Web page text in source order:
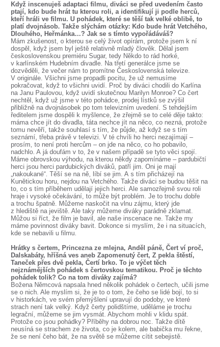
Když inscenuješ adaptaci filmu, diváci se před uvedením často
ptají, kdo bude hrát tu kterou roli, a identifikují ji podle herců,
kteří hráli ve filmu. U pohádek, které se těší tak velké oblibě, to
platí dvojnásob. Takže slýchám otázky: Kdo bude hrát Vetchého,
Dlouhého, Heřmánka…? Jak se s tímto vypořádáváš?
Mám zkušenost, o kterou se celý život opírám, protože jsem k ní
dospěl, když jsem byl ještě relativně mladý člověk. Dělal jsem
československou premiéru Sugar, tedy Někdo to rád horké,
v karlínském Hudebním divadle. Na třetí generálce jsme se
dozvěděli, že večer nám to promítne Československá televize.
V originále. Všichni jsme propadli pocitu, že už nemusíme
pokračovat, když to všichni uvidí. Proč by diváci chodili do Karlína
na Janu Paulovou, když uvidí skutečnou Marilyn Monroe? Co čert
nechtěl, když už jsme v této pohádce, prodej lístků se zvýšil
přibližně na dvojnásobek po tom televizním uvedení. S tehdejším
ředitelem jsme dospěli k myšlence, že zřejmě se to celé děje takto:
máma chce jít do divadla, táta nechce jít na něco, co nezná, protože
tomu nevěří, takže souhlasí s tím, že půjde, až když se s tím
seznámí, třeba právě v televizi. V té chvíli ho herci nezajímají –
prosím, to není proti hercům – on jde na něco, co ho pobavilo,
nadchlo. A já doufám v to, že v našem případě se tyto věci spojí.
Máme obrovskou výhodu, na kterou někdy zapomínáme – pardubičtí
herci jsou herci pardubických diváků, patří jim. Oni je mají
„nakoukané“. Těší se na ně, líbí se jim. A s tím přicházejí na
Kunětickou horu, nejdou na Vetchého. Takže diváci se budou těšit na
to, co s tím příběhem udělají jejich herci. Ale samozřejmě svou roli
hraje i vysoké očekávání, to může být problém. Je to trochu dobře
a trochu špatně. Můžeme naskočit na vlnu zájmu, který jde
z hlediště na jeviště. Ale taky můžeme diváky parádně zklamat.
Můžou si říct, že film je bavil, ale naše inscenace ne. Takže my
máme povinnost diváky bavit. Dokonce si myslím, že i na situacích,
kde se nebavili u filmu.
Hrátky s čertem, Princezna ze mlejna, Anděl páně, Čert ví proč,
Dalskabáty, hříšná ves aneb Zapomenutý čert, Z pekla štěstí,
Taneček přes dvě pekla, Čertí brko. To je výčet těch
nejznámějších pohádek s čertovskou tematikou. Proč je těchto
pohádek tolik? Co na tom diváky zajímá?
Božena Němcová napsala hned několik pohádek o čertech, učili jsme
se o nich. Ale myslím si, že je to o tom, že čeho se lidé bojí, to si
v historkách, ve svém přemýšlení upravují do podoby, ve které
strach není tak velký. Když čerty polidštíme, uděláme je trochu
legrační, můžeme se jim vysmát. Abychom mohli v klidu spát.
Protože co jsou pohádky? Příběhy na dobrou noc. Takže dítě
neusíná se strachem ze života, co je kolem, ale babička mu řekne,
že se není čeho bát, že na světě se můžeme cítit sebejistě.